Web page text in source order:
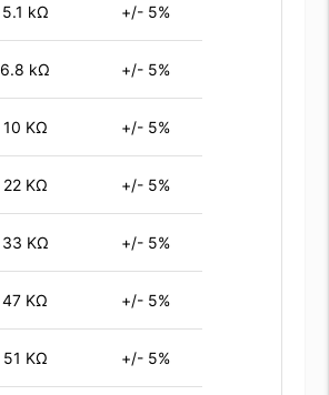
5.1 kΩ +/- 5%
6.8 kΩ +/- 5%
10 KΩ +/- 5%
22 KΩ +/- 5%
33 KΩ +/- 5%
47 KΩ +/- 5%
51 KΩ +/- 5%